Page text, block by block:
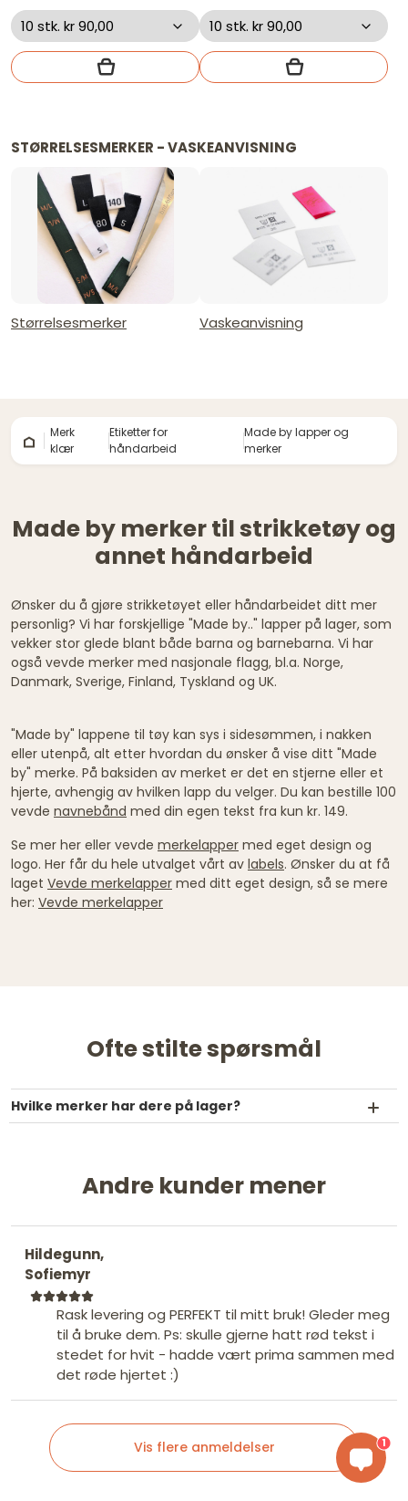
STØRRELSESMERKER - VASKEANVISNING
Størrelsesmerker Vaskeanvisning
Merk
klær
Etiketter for
håndarbeid
Made by lapper og
merker
Made by merker til strikketøy og
annet håndarbeid
Ønsker du å gjøre strikketøyet eller håndarbeidet ditt mer
personlig? Vi har forskjellige "Made by.." lapper på lager, som
vekker stor glede blant både barna og barnebarna. Vi har
også vevde merker med nasjonale flagg, bl.a. Norge,
Danmark, Sverige, Finland, Tyskland og UK.
"Made by" lappene til tøy kan sys i sidesømmen, i nakken
eller utenpå, alt etter hvordan du ønsker å vise ditt "Made
by" merke. På baksiden av merket er det en stjerne eller et
hjerte, avhengig av hvilken lapp du velger. Du kan bestille 100
vevde navnebånd med din egen tekst fra kun kr. 149.
Se mer her eller vevde merkelapper med eget design og
logo. Her får du hele utvalget vårt av labels. Ønsker du at få
laget Vevde merkelapper med ditt eget design, så se mere
her: Vevde merkelapper
Ofte stilte spørsmål
Hvilke merker har dere på lager?
Andre kunder mener
Hildegunn,
Sofiemyr
Rask levering og PERFEKT til mitt bruk! Gleder meg
til å bruke dem. Ps: skulle gjerne hatt rød tekst i
stedet for hvit - hadde vært prima sammen med
det røde hjertet :)
Vis flere anmeldelser 1